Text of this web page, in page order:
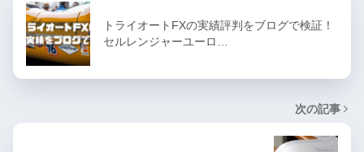
トライオートFXの実績評判をブログで検証！
セルレンジャーユーロ…
次の記事